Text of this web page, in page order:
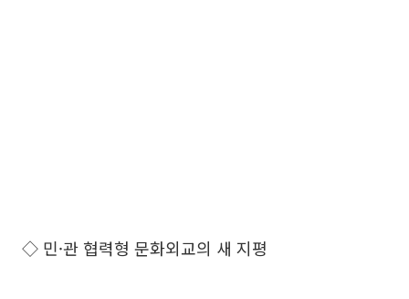
◇ 민·관 협력형 문화외교의 새 지평